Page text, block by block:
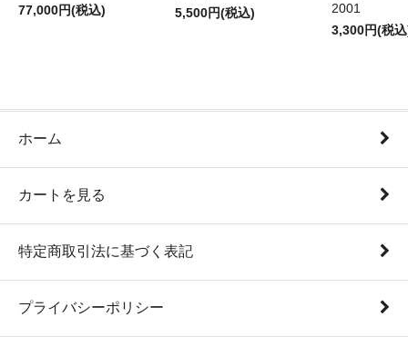
77,000円(税込)
5,500円(税込)
2001
3,300円(税
ホーム
カートを見る
特定商取引法に基づく表記
プライバシーポリシー